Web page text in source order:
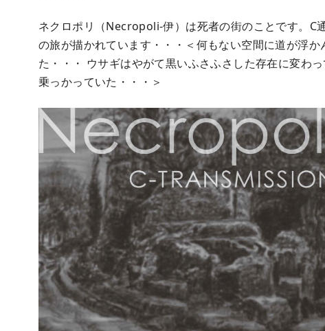
ネクロポリ（Necropoli-伊）は死者の街のことです。C
の旅が描かれています・・・＜何もない空間に道が浮
た・・・ ウサギはやがて黒いふさふさした存在に変わ
乗っかっていた・・・＞